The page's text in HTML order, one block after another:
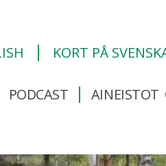
KORT PÅ
sulje alavalikko
PODCAST AINEISTOT